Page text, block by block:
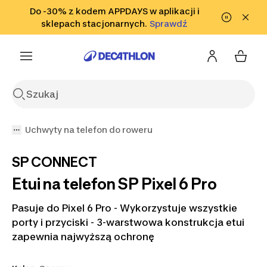
Przejdź do wyszukiwania Przejdź do treści
Przejdź
do stopki
Do -30% z kodem APPDAYS w aplikacji i
sklepach stacjonarnych. Sprawdź
Sprawdź
Uchwyty na telefon do roweru
SP CONNECT
Etui na telefon SP Pixel 6 Pro
Pasuje do Pixel 6 Pro - Wykorzystuje wszystkie
porty i przyciski - 3-warstwowa konstrukcja etui
zapewnia najwyższą ochronę